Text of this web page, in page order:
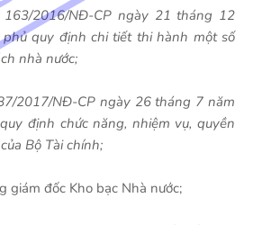
2016/NĐ-CP ngày 21 tháng 12
quy định chi tiết thi hành một số
nhà nước;
2017/NĐ-CP ngày 26 tháng 7 năm
định chức năng, nhiệm vụ, quyền
Bộ Tài chính;
giám đốc Kho bạc Nhà nước;